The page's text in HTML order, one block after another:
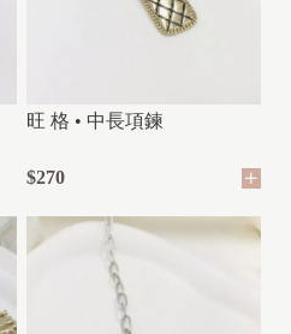
旺 格 • 中長項鍊
$270